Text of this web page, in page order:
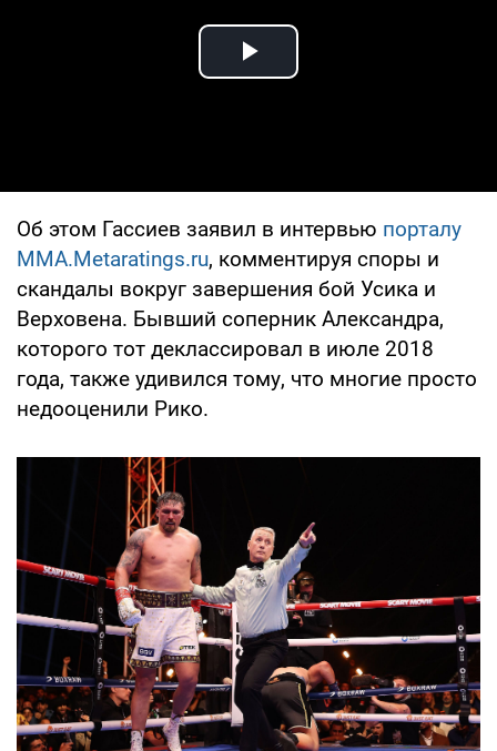
Play Video
Об этом Гассиев заявил в интервью порталу
MMA.Metaratings.ru, комментируя споры и
скандалы вокруг завершения бой Усика и
Верховена. Бывший соперник Александра,
которого тот деклассировал в июле 2018
года, также удивился тому, что многие просто
недооценили Рико.